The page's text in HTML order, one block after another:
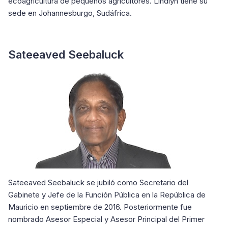
sede en Johannesburgo, Sudáfrica.
Sateeaved Seebaluck
Sateeaved Seebaluck se jubiló como Secretario del
Gabinete y Jefe de la Función Pública en la República de
Mauricio en septiembre de 2016. Posteriormente fue
nombrado Asesor Especial y Asesor Principal del Primer